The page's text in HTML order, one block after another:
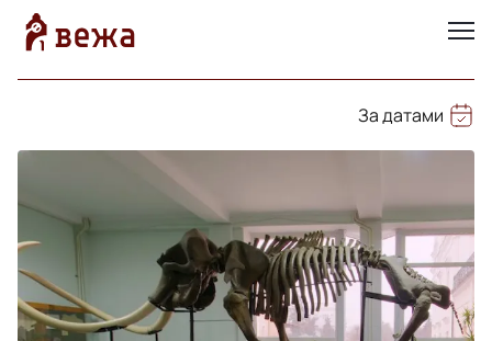
За датами